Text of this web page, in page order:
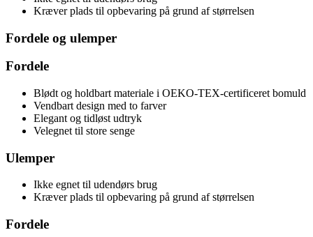
Kræver plads til opbevaring på grund af størrelsen
Fordele og ulemper
Fordele
Blødt og holdbart materiale i OEKO-TEX-certificeret bomuld
Vendbart design med to farver
Elegant og tidløst udtryk
Velegnet til store senge
Ulemper
Ikke egnet til udendørs brug
Kræver plads til opbevaring på grund af størrelsen
Fordele